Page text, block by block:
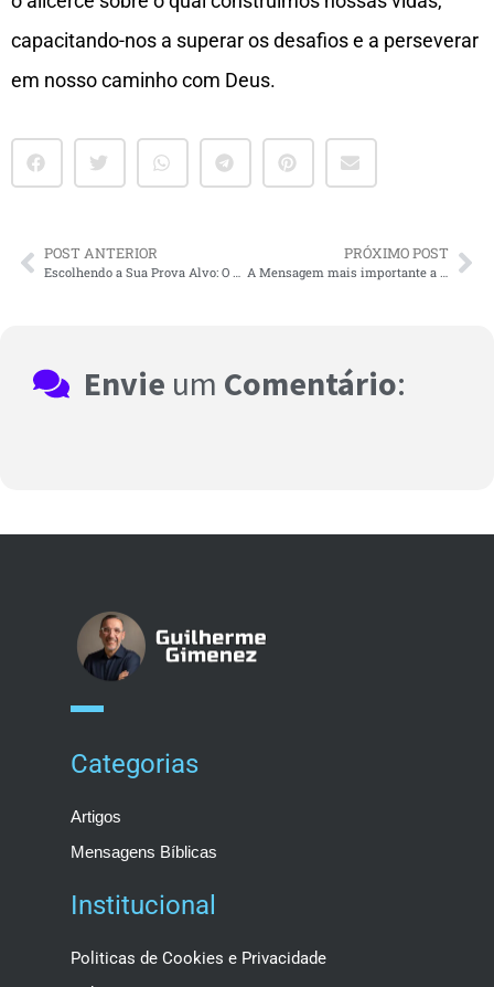
capacitando-nos a superar os desafios e a perseverar
em nosso caminho com Deus.
POST ANTERIOR
Escolhendo a Sua Prova Alvo: O Caminho para a Ultramaratona
PRÓXIMO POST
A Mensagem mais importante a ser pregada na cidade
Envie um Comentário:
Categorias
Artigos
Mensagens Bíblicas
Institucional
Politicas de Cookies e Privacidade